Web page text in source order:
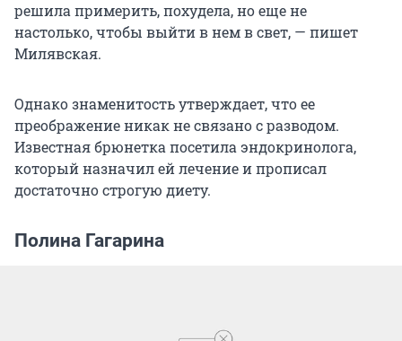
решила примерить, похудела, но еще не
настолько, чтобы выйти в нем в свет, — пишет
Милявская.
Однако знаменитость утверждает, что ее
преображение никак не связано с разводом.
Известная брюнетка посетила эндокринолога,
который назначил ей лечение и прописал
достаточно строгую диету.
Полина Гагарина